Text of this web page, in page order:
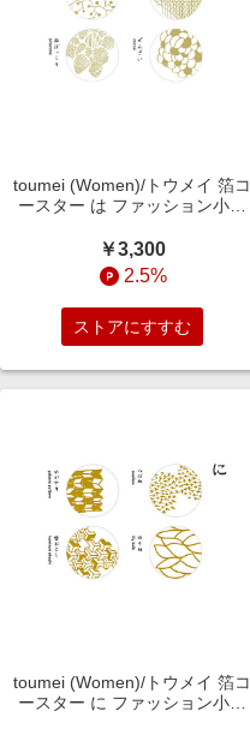
toumei (Women)/トウメイ 箔コ
ースター は ファッション小物
￥3,300
2.5%
ストアにすすむ
toumei (Women)/トウメイ 箔コ
ースター に ファッション小物